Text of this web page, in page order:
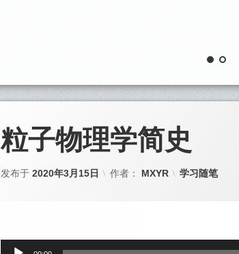
粒子物理学简史
发布于 2020年3月15日 作者： MXYR CATEGORIES:
学习随笔